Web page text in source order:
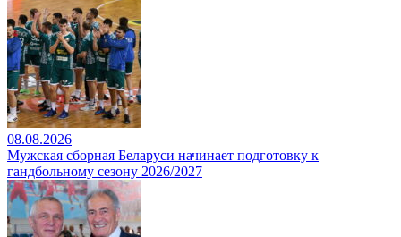
08.08.2026
Мужская сборная Беларуси начинает подготовку к
гандбольному сезону 2026/2027